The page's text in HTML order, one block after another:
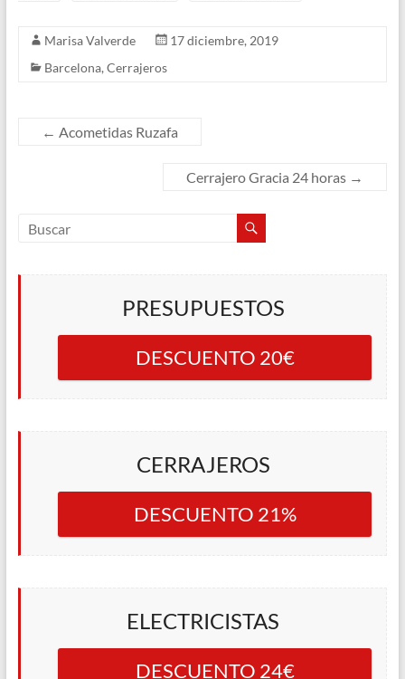
Marisa Valverde
17 diciembre, 2019
Barcelona,Cerrajeros
← Acometidas Ruzafa
Cerrajero Gracia 24 horas →
PRESUPUESTOS
DESCUENTO 20€
CERRAJEROS
DESCUENTO 21%
ELECTRICISTAS
DESCUENTO 24€